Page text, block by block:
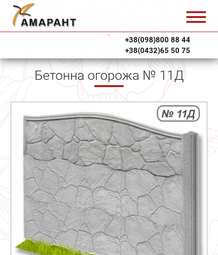
+38(098)800 88 44
+38(0432)65 50 75
Бетонна огорожа № 11Д